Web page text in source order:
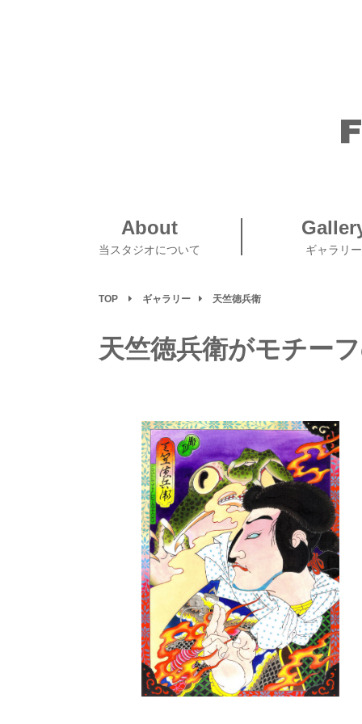
About
当スタジオについて ギャラリー
TOP ギャラリー 天竺徳兵衛
天竺徳兵衛がモチー